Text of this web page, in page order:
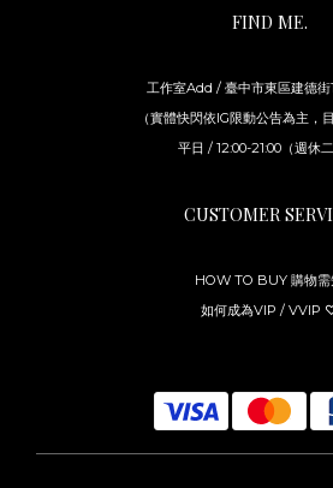
FIND ME.
工作室Add / 臺中市東區建德街
（實體快閃依IG限動公告為主，
平日 / 12:00-21:00（週休二
CUSTOMER
HOW TO BUY 購物需
如何成為VIP / VVIP